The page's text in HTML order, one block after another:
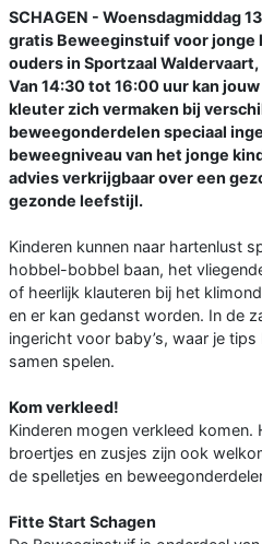
SCHAGEN - Woensdagmiddag
gratis Beweeginstuif voor jonge
ouders in Sportzaal
Van 14:30 tot 16:00 uur kan
kleuter zich vermaken bij
beweegonderdelen speciaal
beweegniveau van het jonge
advies verkrijgbaar over een
gezonde leefstijl.
Kinderen kunnen naar hartenlust
hobbel-bobbel baan, het
of heerlijk klauteren bij het
en er kan gedanst worden. In de
ingericht voor baby’s, waar je
samen spelen.
Kom verkleed!
Kinderen mogen verkleed komen.
broertjes en zusjes zijn ook
de spelletjes en
Fitte Start Schagen